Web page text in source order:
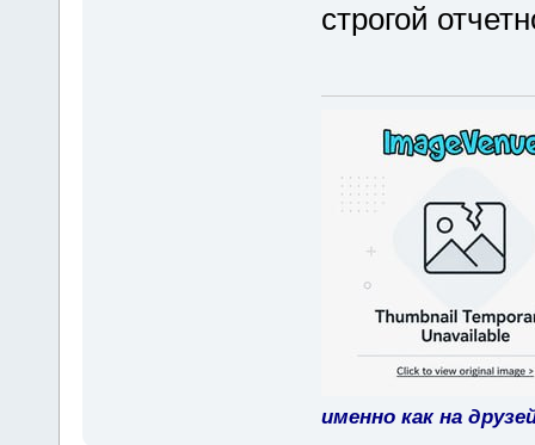
строгой
именно как на